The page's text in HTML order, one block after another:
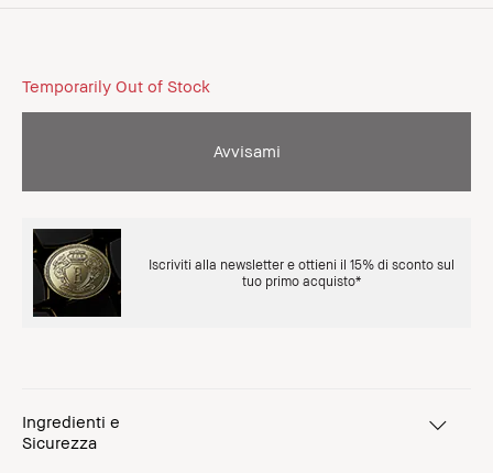
Temporarily Out of Stock
Avvisami
Iscriviti alla newsletter e ottieni il 15% di sconto sul
tuo primo acquisto*
Ingredienti e
Sicurezza